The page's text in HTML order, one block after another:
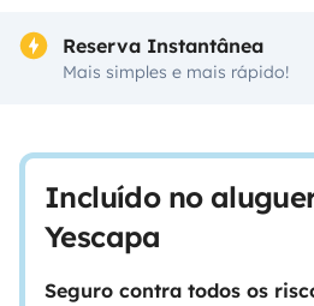
Reserva Instantânea
Mais simples e mais rápido!
Incluído no
Yescapa
Seguro contra todos os